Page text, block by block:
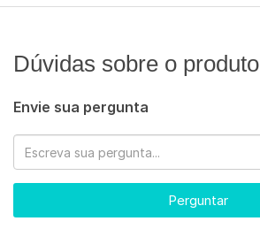
Dúvidas sobre o produto
Envie sua pergunta
Perguntar